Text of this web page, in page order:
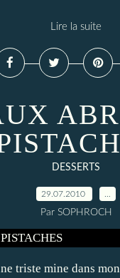
Lire la suite
DESSERTS
29.07.2010
Par SOPHROCH
triste mine dans